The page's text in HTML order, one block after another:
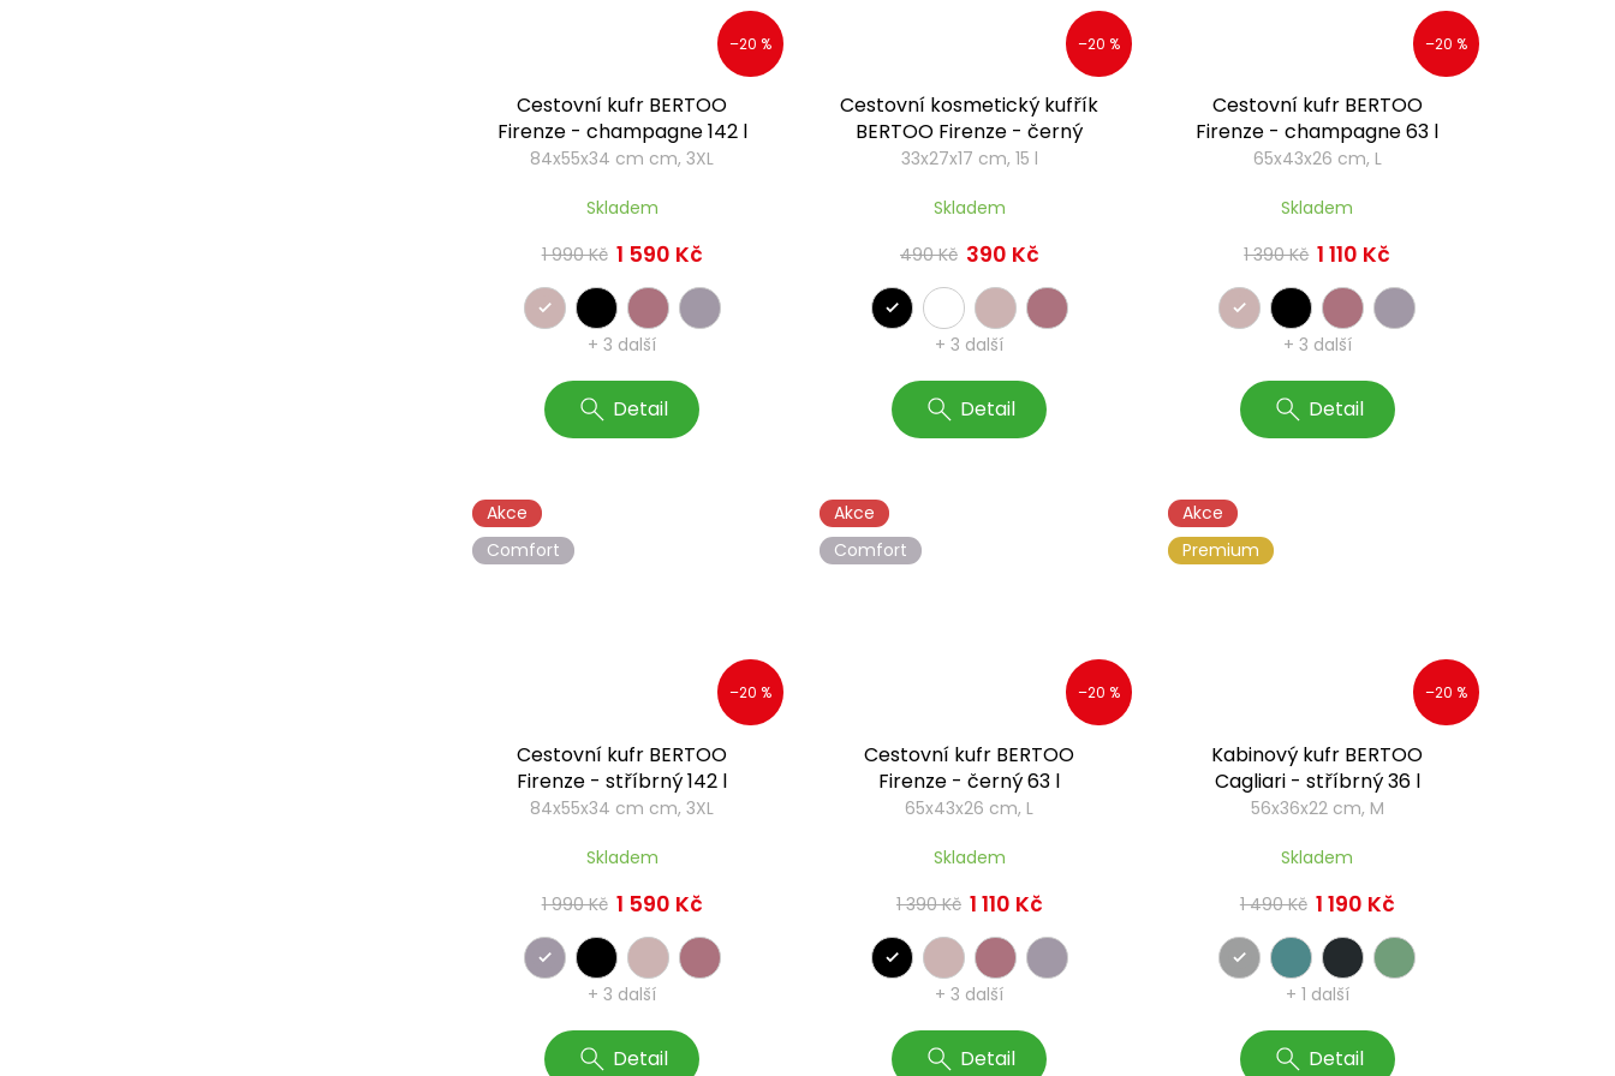
–20 %
Cestovní kufr BERTOO
Firenze - champagne 142 l
84x55x34 cm cm, 3XL
Skladem
1 990 Kč 1 590 Kč
Detail
+ 3 další
–20 %
Cestovní kosmetický kufřík
BERTOO Firenze - černý
33x27x17 cm, 15 l
Skladem
490 Kč 390 Kč
Detail
+ 3 další
–20 %
Cestovní kufr BERTOO
Firenze - champagne 63 l
65x43x26 cm, L
Skladem
1 390 Kč 1 110 Kč
Detail
+ 3 další
Akce
Comfort
–20 %
Cestovní kufr BERTOO
Firenze - stříbrný 142 l
84x55x34 cm cm, 3XL
Skladem
1 990 Kč 1 590 Kč
Detail
+ 3 další
Akce
Comfort
–20 %
Cestovní kufr BERTOO
Firenze - černý 63 l
65x43x26 cm, L
Skladem
1 390 Kč 1 110 Kč
Detail
+ 3 další
Akce
Premium
–20 %
Kabinový kufr BERTOO
Cagliari - stříbrný 36 l
56x36x22 cm, M
Skladem
1 490 Kč 1 190 Kč
Detail
+ 1 další